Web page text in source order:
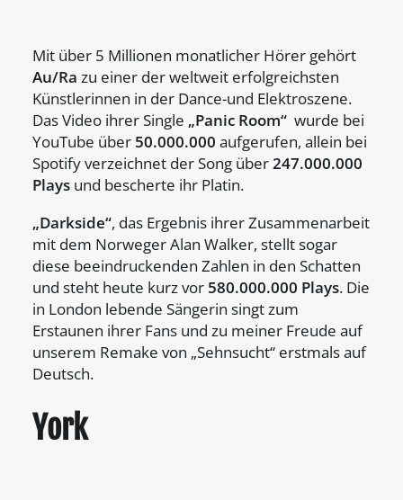
Mit über 5 Millionen monatlicher Hörer gehört
Au/Ra zu einer der weltweit erfolgreichsten
Künstlerinnen in der Dance-und Elektroszene.
Das Video ihrer Single „Panic Room“ wurde bei
YouTube über 50.000.000 aufgerufen, allein bei
Spotify verzeichnet der Song über247.000.000
Plays und bescherte ihr Platin.
„Darkside“, das Ergebnis ihrer Zusammenarbeit
mit dem Norweger Alan Walker, stellt sogar
diese beeindruckenden Zahlen in den Schatten
und steht heute kurz vor 580.000.000 Plays. Die
in London lebende Sängerin singt zum
Erstaunen ihrer Fans und zu meiner Freude auf
unserem Remake von „Sehnsucht“ erstmals auf
Deutsch.
York